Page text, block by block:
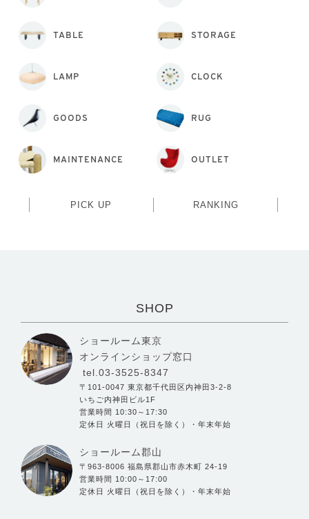
TABLE STORAGE
LAMP CLOCK
GOODS RUG
MAINTENANCE OUTLET
PICK UP RANKING
SHOP
ショールーム東京
オンラインショップ窓口
tel.03-3525-8347
〒101-0047 東京都千代田区内神田3-2-8
いちご内神田ビル1F
営業時間 10:30～17:30
定休日 火曜日（祝日を除く）・年末年始
ショールーム郡山
〒963-8006 福島県郡山市赤木町 24-19
営業時間 10:00～17:00
定休日 火曜日（祝日を除く）・年末年始